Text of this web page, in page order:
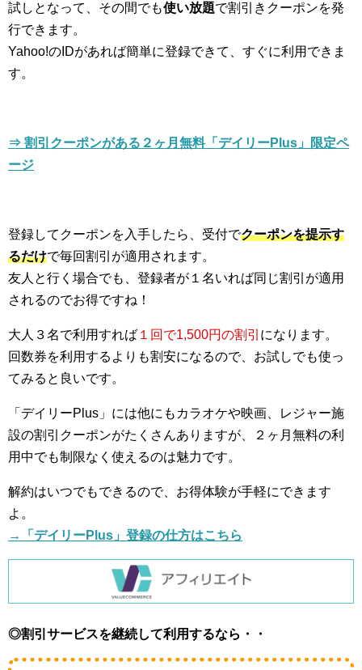
試しとなって、その間でも使い放題で割引きクーポンを発
行できます。
Yahoo!のIDがあれば簡単に登録できて、すぐに利用できま
す。
⇒ 割引クーポンがある２ヶ月無料「デイリーPlus」限定ペ
ージ
登録してクーポンを入手したら、受付でクーポンを提示す
るだけで毎回割引が適用されます。
友人と行く場合でも、登録者が１名いれば同じ割引が適用
されるのでお得ですね！
大人３名で利用すれば １回で1,500円の割引 になります。
回数券を利用するよりも割安になるので、お試しでも使っ
てみると良いです。
「デイリーPlus」には他にもカラオケや映画、レジャー施
設の割引クーポンがたくさんありますが、２ヶ月無料の利
用中でも制限なく使えるのは魅力です。
解約はいつでもできるので、お得体験が手軽にできます
よ。
→「デイリーPlus」登録の仕方はこちら
◎割引サービスを継続して利用するなら・・